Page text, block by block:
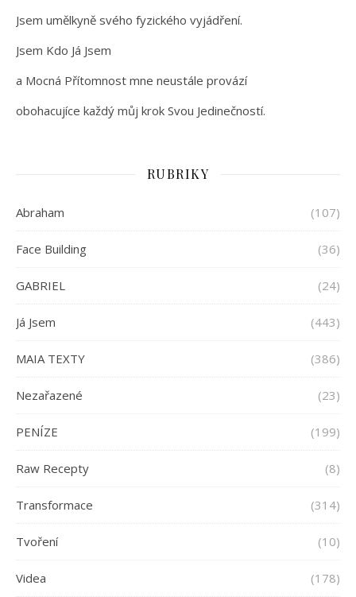
Jsem umělkyně svého fyzického vyjádření.
Jsem Kdo Já Jsem
a Mocná Přítomnost mne neustále provází
obohacujíce každý můj krok Svou Jedinečností.
RUBRIKY
Abraham (107)
Face Building (36)
GABRIEL (24)
Já Jsem (443)
MAIA TEXTY (386)
Nezařazené (23)
PENÍZE (199)
Raw Recepty (8)
Transformace (314)
Tvoření (10)
Videa (178)